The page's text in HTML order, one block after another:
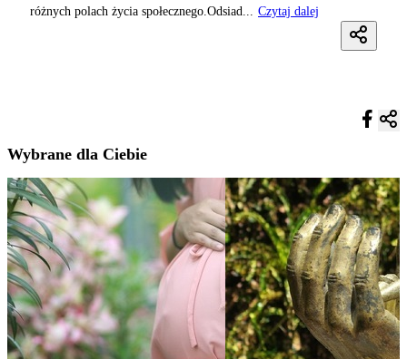
różnych polach życia społecznego.Odsiad...
Czytaj dalej
Wybrane dla Ciebie